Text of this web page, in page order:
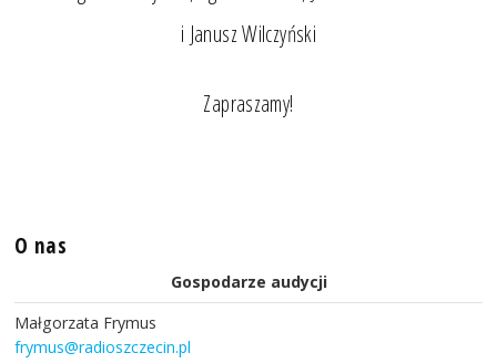
i Janusz Wilczyński
Zapraszamy!
O nas
Gospodarze audycji
Małgorzata Frymus
frymus@radioszczecin.pl